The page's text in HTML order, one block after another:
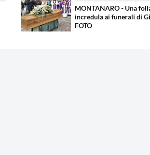
MONTANARO - Una
incredula ai funerali di
FOTO